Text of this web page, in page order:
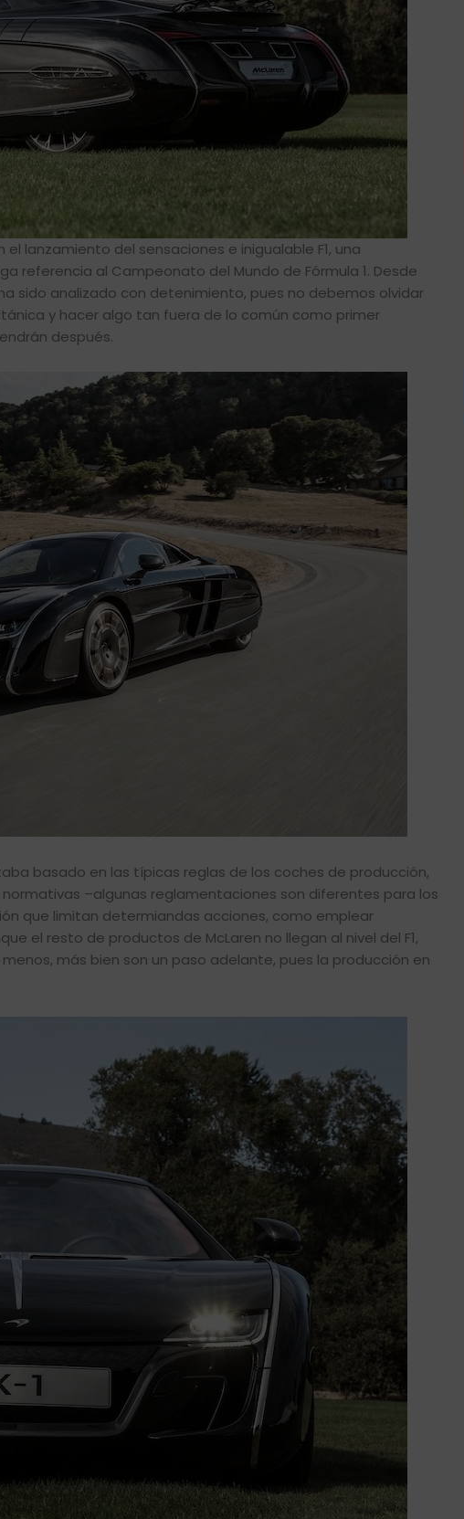
lanzamiento del sensaciones e inigualable F1, una
referencia al Campeonato del Mundo de Fórmula 1. Desde
sido analizado con detenimiento, pues no debemos olvidar
y hacer algo tan fuera de lo común como primer
después.
basado en las típicas reglas de los coches de producción,
–algunas reglamentaciones son diferentes para los
que limitan determiandas acciones, como emplear
el resto de productos de McLaren no llegan al nivel del F1,
más bien son un paso adelante, pues la producción en